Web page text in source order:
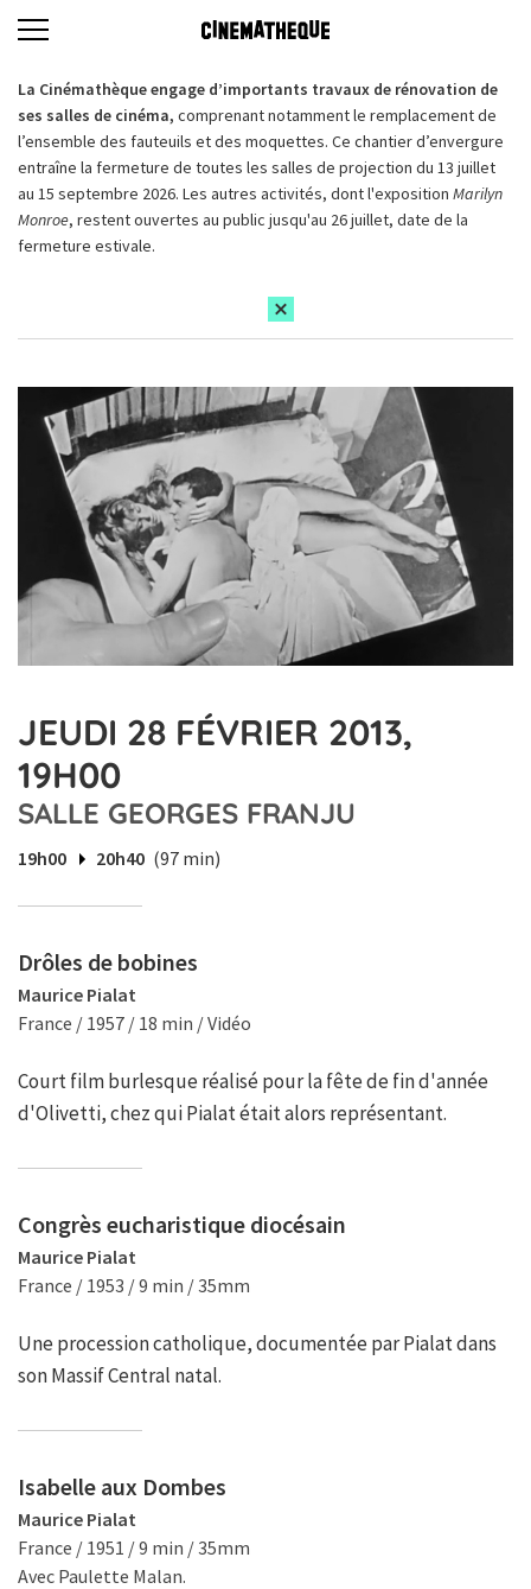
La Cinémathèque engage d’importants travaux de rénovation de
ses salles de cinéma, comprenant notamment le remplacement de
l’ensemble des fauteuils et des moquettes. Ce chantier d’envergure
entraîne la fermeture de toutes les salles de projection du 13 juillet
au 15 septembre 2026. Les autres activités, dont l'exposition Marilyn
Monroe, restent ouvertes au public jusqu'au 26 juillet, date de la
fermeture estivale.
JEUDI 28 FÉVRIER 2013,
19H00
SALLE GEORGES FRANJU
19h00 20h40 (97 min)
Drôles de bobines
Maurice Pialat
France / 1957 / 18 min / Vidéo
Court film burlesque réalisé pour la fête de fin d'année
d'Olivetti, chez qui Pialat était alors représentant.
Congrès eucharistique diocésain
Maurice Pialat
France / 1953 / 9 min / 35mm
Une procession catholique, documentée par Pialat dans
son Massif Central natal.
Isabelle aux Dombes
Maurice Pialat
France / 1951 / 9 min / 35mm
Avec Paulette Malan.